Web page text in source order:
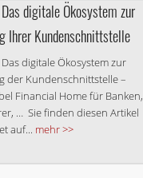
digitale Ökosystem zur
Ihrer Kundenschnittstelle
digitale Ökosystem zur
der Kundenschnittstelle –
Financial Home für Banken,
… Sie finden diesen Artikel
auf... mehr >>